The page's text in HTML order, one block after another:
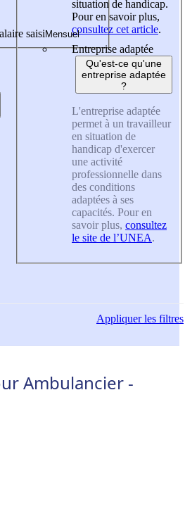
saisi
situation de handicap.
Pour en savoir plus,
consultez cet article.
Entreprise adaptée
Qu'est-ce qu'une
entreprise adaptée
?
L'entreprise adaptée
permet à un travailleur
en situation de
handicap d'exercer
une activité
professionnelle dans
des conditions
adaptées à ses
capacités. Pour en
savoir plus, consultez
le site de l’UNEA.
Appliquerles filtres
Ambulancier -